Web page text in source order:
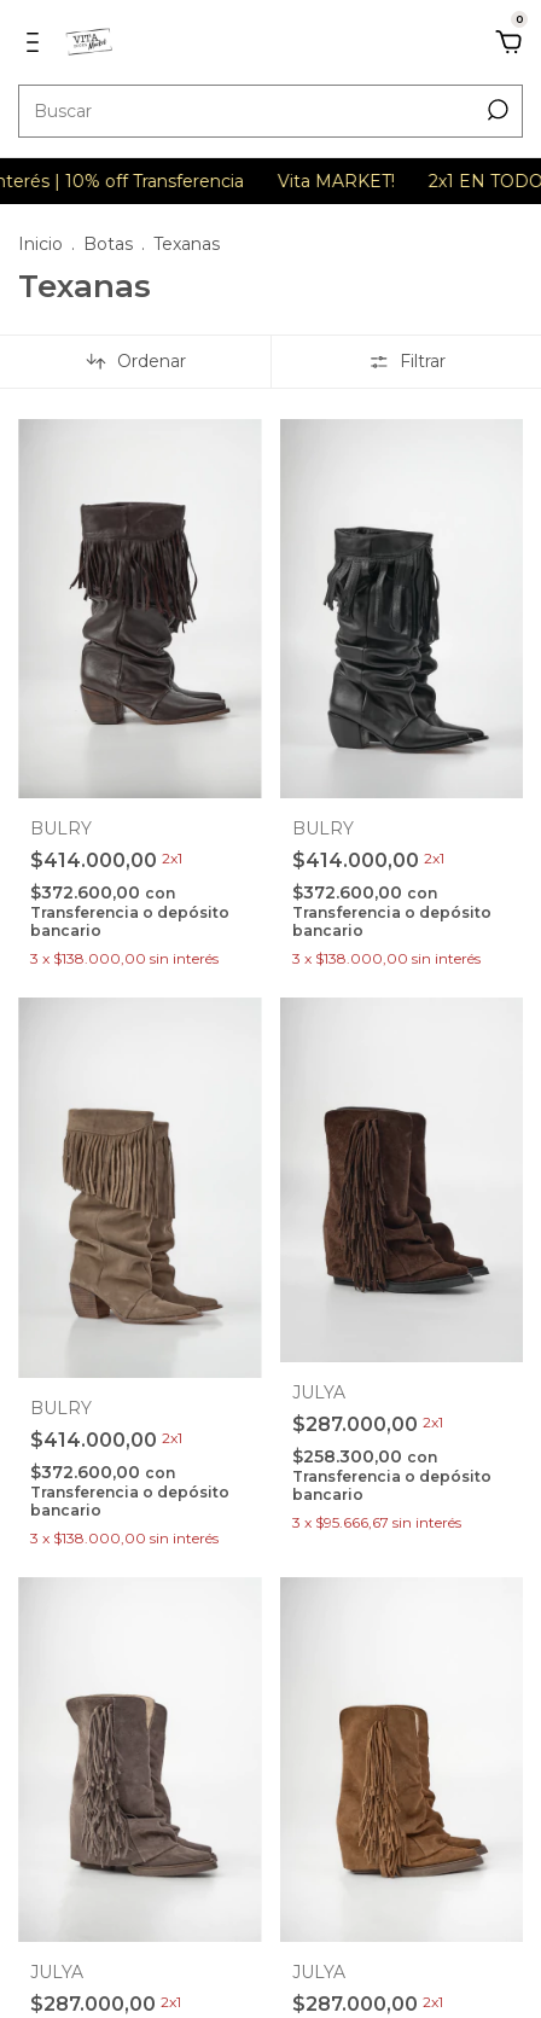
0
10% off Transferencia Vita MARKET! 2x1 EN TODO 3
Inicio . Botas . Texanas
Texanas
Ordenar Filtrar
BULRY
$414.000,00 2x1
$372.600,00 con
Transferencia o depósito
bancario
3 x $138.000,00 sin interés
BULRY
$414.000,00 2x1
$372.600,00 con
Transferencia o depósito
bancario
3 x $138.000,00 sin interés
BULRY
$414.000,00 2x1
$372.600,00 con
Transferencia o depósito
bancario
3 x $138.000,00 sin interés
JULYA
$287.000,00 2x1
$258.300,00 con
Transferencia o depósito
bancario
3 x $95.666,67 sin interés
JULYA
$287.000,00 2x1
JULYA
$287.000,00 2x1